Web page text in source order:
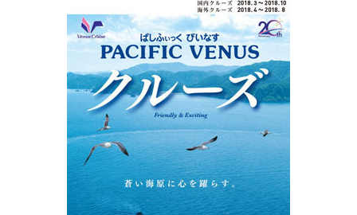
飛鳥II 2027年オセアニアグランドクルーズ発表！